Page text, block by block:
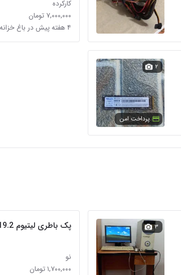
کارکرده
۷,۰۰۰,۰۰۰ تومان
۴ هفته پیش در باغ خزانه
۲
پرداخت امن
۳ پک باطری لیتیوم 19.2 ولت 600 میلی آمپر
نو
۱,۷۰۰,۰۰۰ تومان